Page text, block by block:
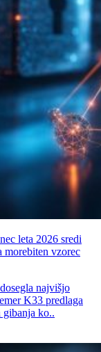
leta 2026 sredi
morebiten vzorec
najvišjo
K33 predlaga
gibanja ko..